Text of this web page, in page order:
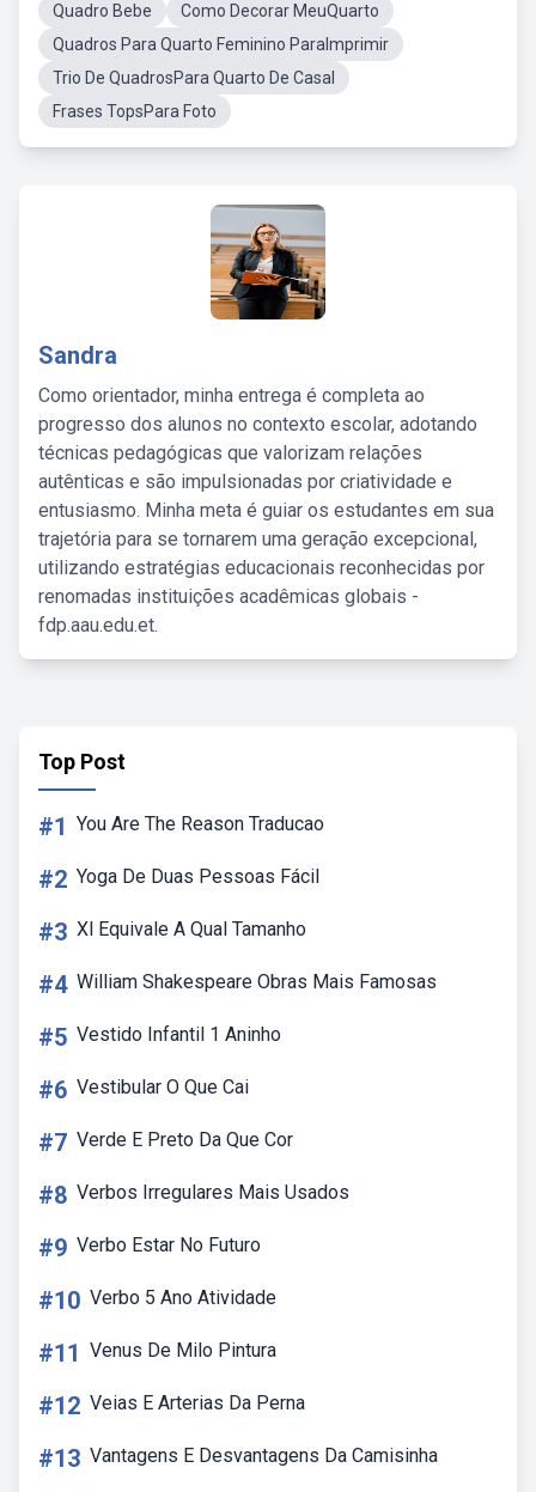
Quadro Bebe
Como Decorar MeuQuarto
Quadros Para Quarto Feminino ParaImprimir
Trio De QuadrosPara Quarto De Casal
Frases TopsPara Foto
Sandra
Como orientador, minha entrega é completa ao
progresso dos alunos no contexto escolar, adotando
técnicas pedagógicas que valorizam relações
autênticas e são impulsionadas por criatividade e
entusiasmo. Minha meta é guiar os estudantes em sua
trajetória para se tornarem uma geração excepcional,
utilizando estratégias educacionais reconhecidas por
renomadas instituições acadêmicas globais -
fdp.aau.edu.et.
Top Post
#1 You Are The Reason Traducao
#2 Yoga De Duas Pessoas Fácil
#3 Xl Equivale A Qual Tamanho
#4 William Shakespeare Obras Mais Famosas
#5 Vestido Infantil 1 Aninho
#6 Vestibular O Que Cai
#7 Verde E Preto Da Que Cor
#8 Verbos Irregulares Mais Usados
#9 Verbo Estar No Futuro
#10 Verbo 5 Ano Atividade
#11 Venus De Milo Pintura
#12 Veias E Arterias Da Perna
#13 Vantagens E Desvantagens Da Camisinha